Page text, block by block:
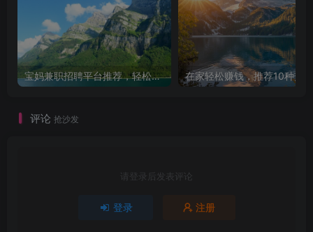
宝妈兼职招聘平台推荐，轻松找到理想工作！
评论 抢沙发
请登录后发表评论
登录 注册